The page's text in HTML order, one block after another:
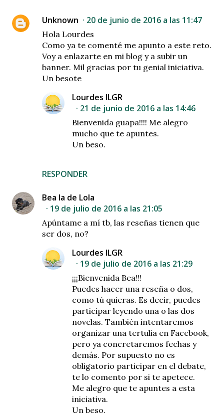
Unknown 20 de junio de 2016 a las 11:47
Hola Lourdes
Como ya te comenté me apunto a este reto.
Voy a enlazarte en mi blog y a subir un
banner. Mil gracias por tu genial iniciativa.
Un besote
RESPONDER
Lourdes ILGR
21 de junio de 2016 a las 14:46
Bienvenida guapa!!!! Me alegro
mucho que te apuntes.
Un beso.
Bea la de Lola
19 de julio de 2016 a las 21:05
Apúntame a mí tb, las reseñas tienen que
ser dos, no?
Lourdes ILGR
19 de julio de 2016 a las 21:29
¡¡¡Bienvenida Bea!!!
Puedes hacer una reseña o dos,
como tú quieras. Es decir, puedes
participar leyendo una o las dos
novelas. También intentaremos
organizar una tertulia en Facebook,
pero ya concretaremos fechas y
demás. Por supuesto no es
obligatorio participar en el debate,
te lo comento por si te apetece.
Me alegro que te apuntes a esta
iniciativa.
Un beso.